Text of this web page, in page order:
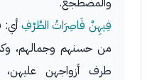
فِيهِنَّ قَاصِرَاتُ الطَّرْفِ أي:
من حسنهم وجمالهم،
طرف أزواجهن